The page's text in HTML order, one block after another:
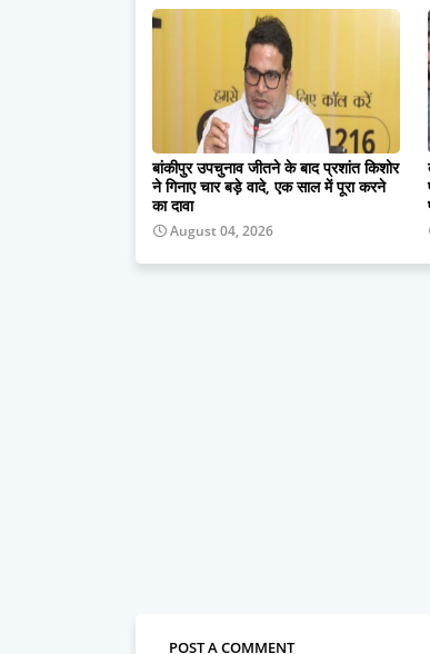
बांकीपुर उपचुनाव जीतने के बाद प्रशांत किशोर
ने गिनाए चार बड़े वादे, एक साल में पूरा करने
का दावा
August 04, 2026
POST A COMMENT